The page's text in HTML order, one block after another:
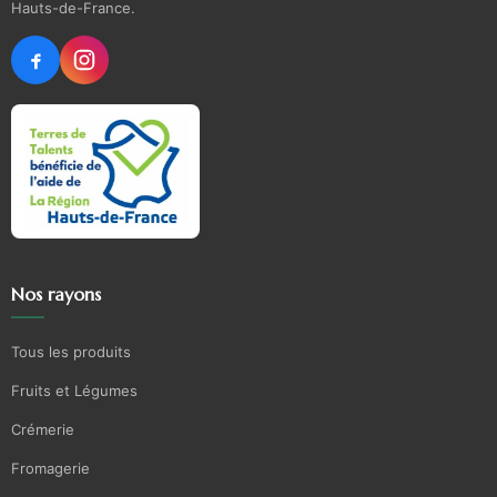
Hauts-de-France.
Nos rayons
Tous les produits
Fruits et Légumes
Crémerie
Fromagerie